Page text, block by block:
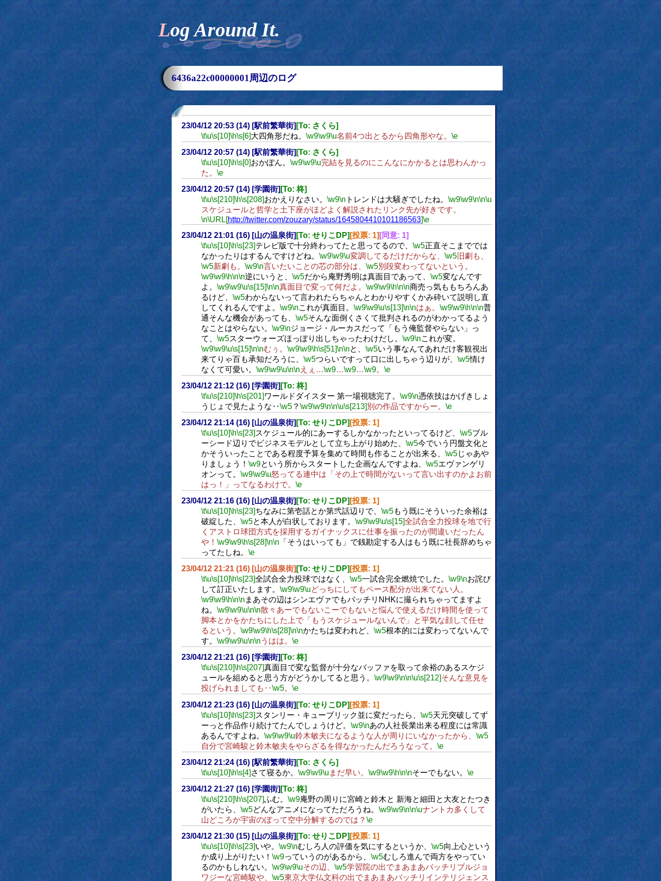
Log Around It.
6436a22c00000001周辺のログ
23/04/12 20:53 (14) [駅前繁華街] [To: さくら]
\t\u\s[10]\h\s[6]大四角形だね。 \w9\w9\u名前4つ出とるから四角形やな。 \e
23/04/12 20:57 (14) [駅前繁華街] [To: さくら]
\t\u\s[10]\h\s[0]おかぽん。 \w9\w9\u完結を見るのにこんなにかかるとは思わんかっ
た。 \e
23/04/12 20:57 (14) [学園街] [To: 柊]
\t\u\s[210]\h\s[208]おかえりなさい。 \w9\n トレンドは大騒ぎでしたね。 \w9\w9\n\n\u
スケジュールと哲学と土下座がほどよく解説されたリンク先が好きです。
\n\URL[http://twitter.com/zouzary/status/1645804410101186563]\e
23/04/12 21:01 (16) [山の温泉街] [To: せりこDP] [投票: 1] [同意: 1]
\t\u\s[10]\h\s[23]テレビ版で十分終わってたと思ってるので、 \w5正直そこまででは
なかったりはするんですけどね。 \w9\w9\u変調してるだけだからな、 \w5旧劇も、
\w5新劇も。 \w9\n言いたいことの芯の部分は、 \w5別段変わってないという。
\w9\w9\h\n\n逆にいうと、 \w5だから庵野秀明は真面目であって、 \w5変なんです
よ。 \w9\w9\u\s[15]\n\n真面目で変って何だよ。 \w9\w9\h\n\n商売っ気ももちろんあ
るけど、 \w5わからないって言われたらちゃんとわかりやすくかみ砕いて説明し直
してくれるんですよ。 \w9\nこれが真面目。 \w9\w9\u\s[13]\n\nはぁ。 \w9\w9\h\n\n普
通そんな機会があっても、 \w5そんな面倒くさくて批判されるのがわかってるよう
なことはやらない。 \w9\nジョージ・ルーカスだって「もう俺監督やらない」っ
て、 \w5スターウォーズほっぽり出しちゃったわけだし。 \w9\nこれが変。
\w9\w9\u\s[15]\n\nむぅ。 \w9\w9\h\s[51]\n\nと、 \w5いう事なんてあれだけ客観視出
来てりゃ百も承知だろうに、 \w5つらいですって口に出しちゃう辺りが、 \w5情け
なくて可愛い。 \w9\w9\u\n\n えぇ…\w9…\w9…\w9。 \e
23/04/12 21:12 (16) [学園街] [To: 柊]
\t\u\s[210]\h\s[201] ワールドダイスター 第一場視聴完了。 \w9\n憑依技はかげきしょ
うじょで見たような‥\w5？ \w9\w9\n\n\u\s[213] 別の作品ですからー。 \e
23/04/12 21:14 (16) [山の温泉街] [To: せりこDP] [投票: 1]
\t\u\s[10]\h\s[23] スケジュール的にあーするしかなかったといってるけど、 \w5ブル
ーシード辺りでビジネスモデルとして立ち上がり始めた、 \w5今でいう円盤文化と
かそういったことである程度予算を集めて時間も作ることが出来る、 \w5じゃあや
りましょう！ \w9という所からスタートした企画なんですよね、 \w5エヴァンゲリ
オンって。 \w9\w9\u怒ってる連中は「その上で時間がないって言い出すのかよお前
はっ！」ってなるわけで。 \e
23/04/12 21:16 (16) [山の温泉街] [To: せりこDP] [投票: 1]
\t\u\s[10]\h\s[23]ちなみに第壱話とか第弐話辺りで、 \w5もう既にそういった余裕は
破綻した、 \w5と本人が白状しております。 \w9\w9\u\s[15]全試合全力投球を地で行
くアストロ球団方式を採用するガイナックスに仕事を振ったのが間違いだったん
や！ \w9\w9\h\s[28]\n\n 「そうはいっても」で銭勘定する人はもう既に社長辞めちゃ
ってたしね。 \e
23/04/12 21:21 (16) [山の温泉街] [To: せりこDP] [投票: 1]
\t\u\s[10]\h\s[23]全試合全力投球ではなく、 \w5一試合完全燃焼でした。 \w9\nお詫び
して訂正いたします。 \w9\w9\uどっちにしてもペース配分が出来てない人。
\w9\w9\h\n\n まあその辺はシンエヴァでもバッチリNHKに撮られちゃってますよ
ね。 \w9\w9\u\n\n散々あーでもないこーでもないと悩んで使えるだけ時間を使って
脚本とかをかたちにした上で「もうスケジュールないんで」と平気な顔して任せ
るという。 \w9\w9\h\s[28]\n\nかたちは変われど、 \w5根本的には変わってないんで
す。 \w9\w9\u\n\n うはは。 \e
23/04/12 21:21 (16) [学園街] [To: 柊]
\t\u\s[210] \h\s[207] 真面目で変な監督が十分なバッファを取って余裕のあるスケジ
ュールを組めると思う方がどうかしてると思う。 \w9\w9\n\n\u\s[212] そんな意見を
投げられましても‥\w5。 \e
23/04/12 21:23 (16) [山の温泉街] [To: せりこDP] [投票: 1]
\t\u\s[10]\h\s[23] スタンリー・キューブリック並に変だったら、 \w5天元突破してず
ーっと作品作り続けてたんでしょうけど。 \w9\nあの人社長業出来る程度には常識
あるんですよね。 \w9\w9\u鈴木敏夫になるような人が周りにいなかったから、 \w5
自分で宮崎駿と鈴木敏夫をやらざるを得なかったんだろうなって。 \e
23/04/12 21:24 (16) [駅前繁華街] [To: さくら]
\t\u\s[10]\h\s[4] さて寝るか。 \w9\w9\u まだ早い。 \w9\w9\h\n\nそーでもない。 \e
23/04/12 21:27 (16) [学園街] [To: 柊]
\t\u\s[210]\h\s[207]ふむ。 \w9庵野の周りに宮崎と鈴木と 新海と細田と大友とたつき
がいたら、 \w5どんなアニメになってただろうね。 \w9\w9\n\n\uナントカ多くして
山どころか宇宙のぼって空中分解するのでは？ \e
23/04/12 21:30 (15) [山の温泉街] [To: せりこDP] [投票: 1]
\t\u\s[10]\h\s[23]いや。 \w9\nむしろ人の評価を気にするというか、 \w5向上心という
か成り上がりたい！ \w9っていうのがあるから、 \w5むしろ進んで両方をやってい
るのかもしれない。 \w9\w9\uその辺、 \w5学習院の出でまあまあバッチリブルジョ
ワジーな宮崎駿や、 \w5東京大学仏文科の出でまあまあバッチリインテリジェンス